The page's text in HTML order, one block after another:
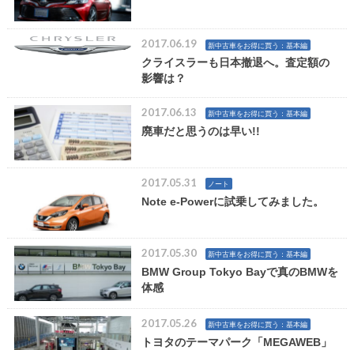
2017.06.19 新中古車をお得に買う：基本編
クライスラーも日本撤退へ。査定額の
影響は？
2017.06.13 新中古車をお得に買う：基本編
廃車だと思うのは早い!!
2017.05.31 ノート
Note e-Powerに試乗してみました。
2017.05.30 新中古車をお得に買う：基本編
BMW Group Tokyo Bayで真のBMWを
体感
2017.05.26 新中古車をお得に買う：基本編
トヨタのテーマパーク「MEGAWEB」